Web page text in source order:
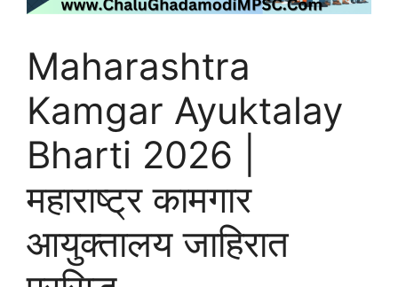
Maharashtra
Kamgar Ayuktalay
Bharti 2026 |
महाराष्ट्र कामगार
आयुक्तालय जाहिरात